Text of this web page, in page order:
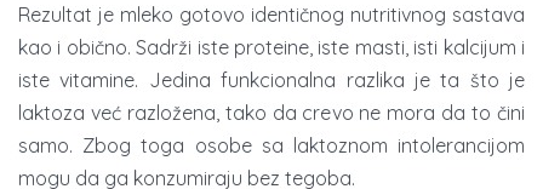
Rezultat je mleko gotovo identičnog nutritivnog sastava
kao i obično. Sadrži iste proteine, iste masti, isti kalcijum i
iste vitamine. Jedina funkcionalna razlika je ta što je
laktoza već razložena, tako da crevo ne mora da to čini
samo. Zbog toga osobe sa laktoznom intolerancijom
mogu da ga konzumiraju bez tegoba.